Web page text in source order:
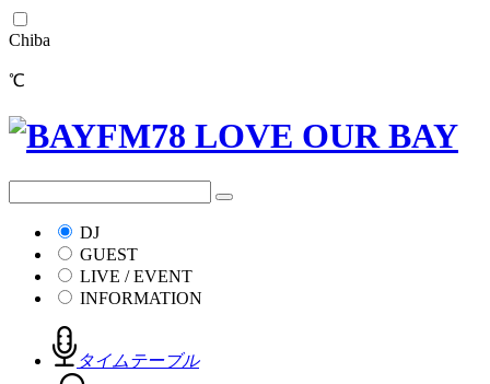
Chiba
℃
DJ
GUEST
LIVE / EVENT
INFORMATION
タイムテーブル